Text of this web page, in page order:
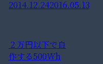
2014.12.242016.05.13
２万円以下で自
作する500Wh